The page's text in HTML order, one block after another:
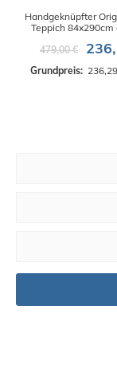
Handgeknüpfter
Teppich 84x290cm
479,00 €
Grundpreis: